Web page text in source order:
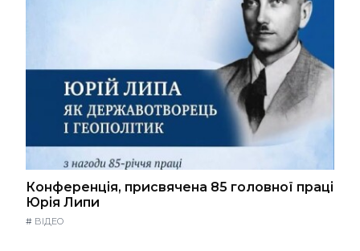
Конференція, присвячена 85 головної праці
Юрія Липи
# ВІДЕО